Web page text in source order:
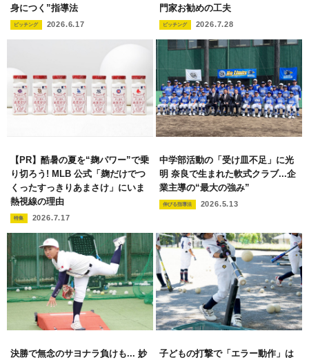
身につく”指導法
ピッチング 2026.6.17
門家お勧めの工夫
ピッチング 2026.7.28
【PR】酷暑の夏を“麹パワー”で乗
り切ろう! MLB 公式「麹だけでつ
くったすっきりあまさけ」にいま
熱視線の理由
特集 2026.7.17
中学部活動の「受け皿不足」に光
明 奈良で生まれた軟式クラブ...企
業主導の“最大の強み”
伸びる指導法 2026.5.13
決勝で無念のサヨナラ負けも... 妙
子どもの打撃で「エラー動作」は